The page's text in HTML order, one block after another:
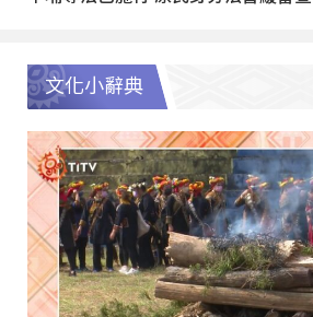
文化小辭典